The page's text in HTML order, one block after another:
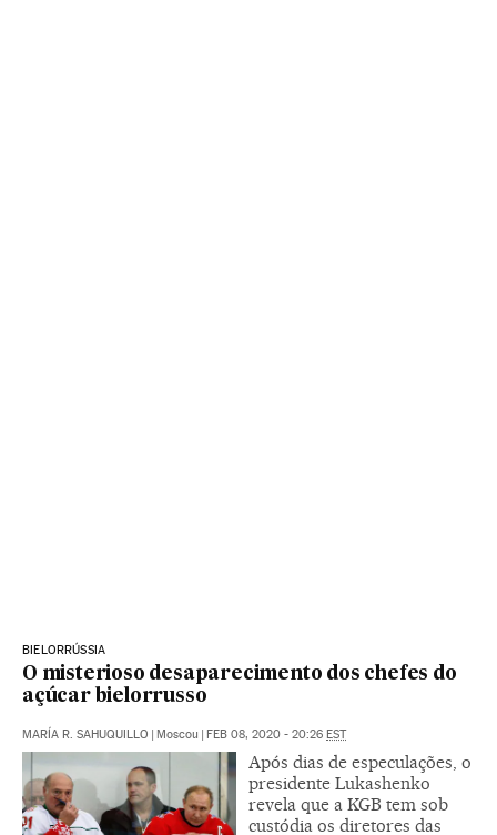
BIELORRÚSSIA
O misterioso desaparecimento dos chefes do
açúcar bielorrusso
MARÍA R. SAHUQUILLO | Moscou | FEB 08, 2020 - 20:26 EST
Após dias de especulações, o
presidente Lukashenko
revela que a KGB tem sob
custódia os diretores das